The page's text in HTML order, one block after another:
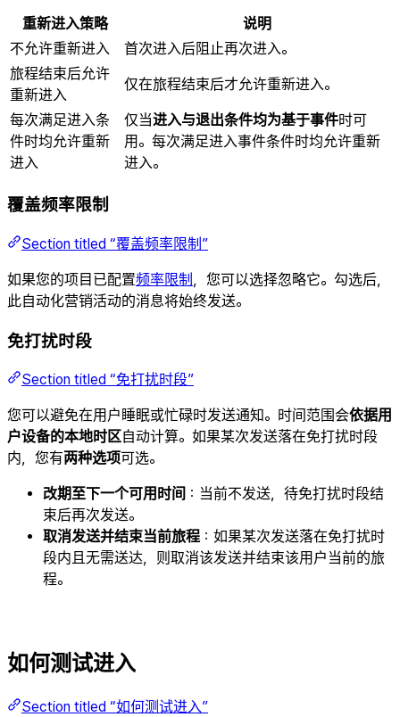
重新进入策略
说明
不允许重新进入
首次进入后阻止再次进入。
旅程结束后允许
重新进入
仅在旅程结束后才允许重新进入。
每次满足进入条
件时均允许重新
进入
仅当进入与退出条件均为基于事件时可
用。每次满足进入事件条件时均允许重新
进入。
覆盖频率限制
Section titled “覆盖频率限制”
如果您的项目已配置频率限制 ，您可以选择忽略它。勾选后，
此自动化营销活动的消息将始终发送。
免打扰时段
Section titled “免打扰时段”
您可以避免在用户睡眠或忙碌时发送通知。时间范围会依据用
户设备的本地时区自动计算。如果某次发送落在免打扰时段
内，您有两种选项可选。
改期至下一个可用时间 ：当前不发送，待免打扰时段结
束后再次发送。
取消发送并结束当前旅程 ：如果某次发送落在免打扰时
段内且无需送达，则取消该发送并结束该用户当前的旅
程。
如何测试进入
Section titled “如何测试进入”